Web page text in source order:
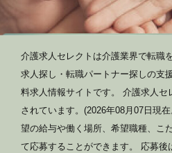
介護求人セレクトは介護業界で転職
求人探し・転職パートナー探しの支
料求人情報サイトです。 介護求人
されています。(2026年08月07日現
望の給与や働く場所、希望職種、こ
て応募することができます。 応募後